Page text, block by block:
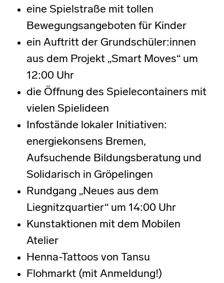
eine Spielstraße mit tollen
Bewegungsangeboten für Kinder
ein Auftritt der Grundschüler:innen
aus dem Projekt „Smart Moves“ um
12:00 Uhr
die Öffnung des Spielecontainers mit
vielen Spielideen
Infostände lokaler Initiativen:
energiekonsens Bremen,
Aufsuchende Bildungsberatung und
Solidarisch in Gröpelingen
Rundgang „Neues aus dem
Liegnitzquartier“ um 14:00 Uhr
Kunstaktionen mit dem Mobilen
Atelier
Henna-Tattoos von Tansu
Flohmarkt (mit Anmeldung!)